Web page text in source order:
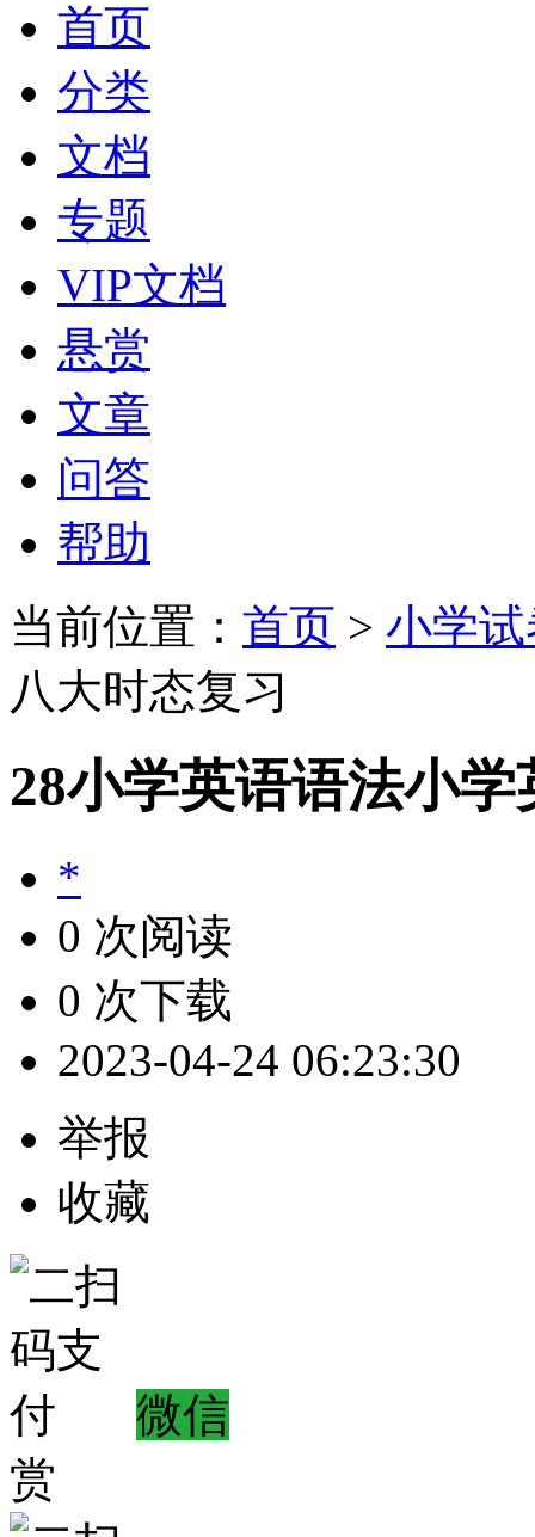
首页
分类
文档
专题
VIP文档
悬赏
文章
问答
帮助
当前位置： 首页 > 小学
八大时态复习
28小学英语语法小
*
0 次阅读
0 次下载
2023-04-24 06:23:30
举报
收藏
微信
赏